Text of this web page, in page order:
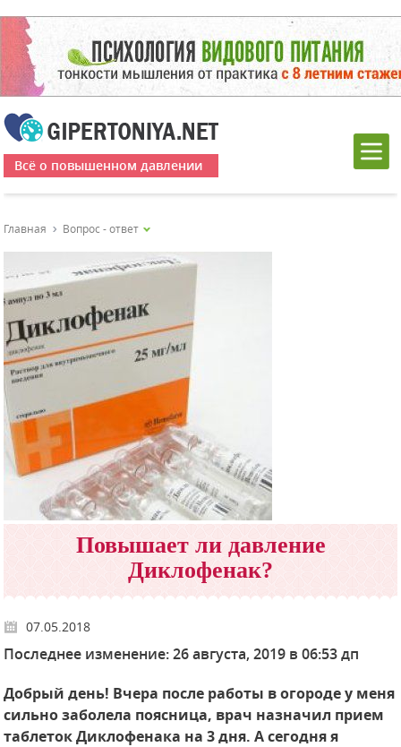
Всё о повышенном давлении
Главная Вопрос - ответ
Повышает ли давление
Диклофенак?
07.05.2018
Последнее изменение: 26 августа, 2019 в 06:53 дп
Добрый день! Вчера после работы в огороде у меня
сильно заболела поясница, врач назначил прием
таблеток Диклофенака на 3 дня. А сегодня я